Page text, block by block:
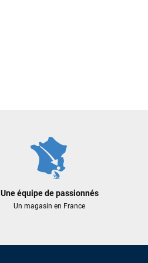
Une équipe de passionnés
Un magasin en France